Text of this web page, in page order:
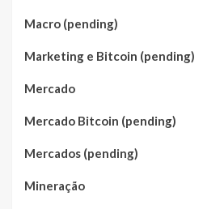
Macro (pending)
Marketing e Bitcoin (pending)
Mercado
Mercado Bitcoin (pending)
Mercados (pending)
Mineração